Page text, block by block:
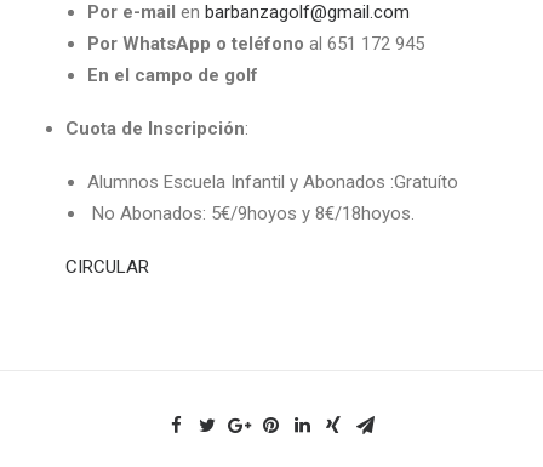
Por e-mail en barbanzagolf@gmail.com
Por WhatsApp o teléfono al 651 172 945
En el campo de golf
Cuota de Inscripción:
Alumnos Escuela Infantil y Abonados :Gratuíto
No Abonados: 5€/9hoyos y 8€/18hoyos.
CIRCULAR